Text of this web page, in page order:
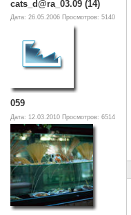
cats_d@ra_03.09 (14)
Дата: 26.05.2006 Просмотров: 5140
059
Дата: 12.03.2010 Просмотров: 6514